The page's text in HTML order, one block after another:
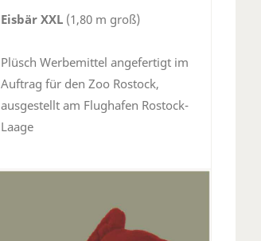
Eisbär XXL (1,80 m groß)
Plüsch Werbemittel angefertigt im
Auftrag für den Zoo Rostock,
ausgestellt am Flughafen Rostock-
Laage